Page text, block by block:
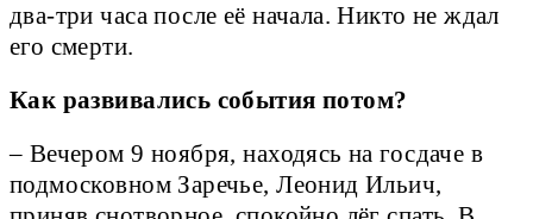
два-три часа после её начала. Никто не ждал
его смерти.
Как развивались события потом?
– Вечером 9 ноября, находясь на госдаче в
подмосковном Заречье, Леонид Ильич,